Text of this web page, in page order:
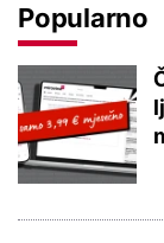
Popularno